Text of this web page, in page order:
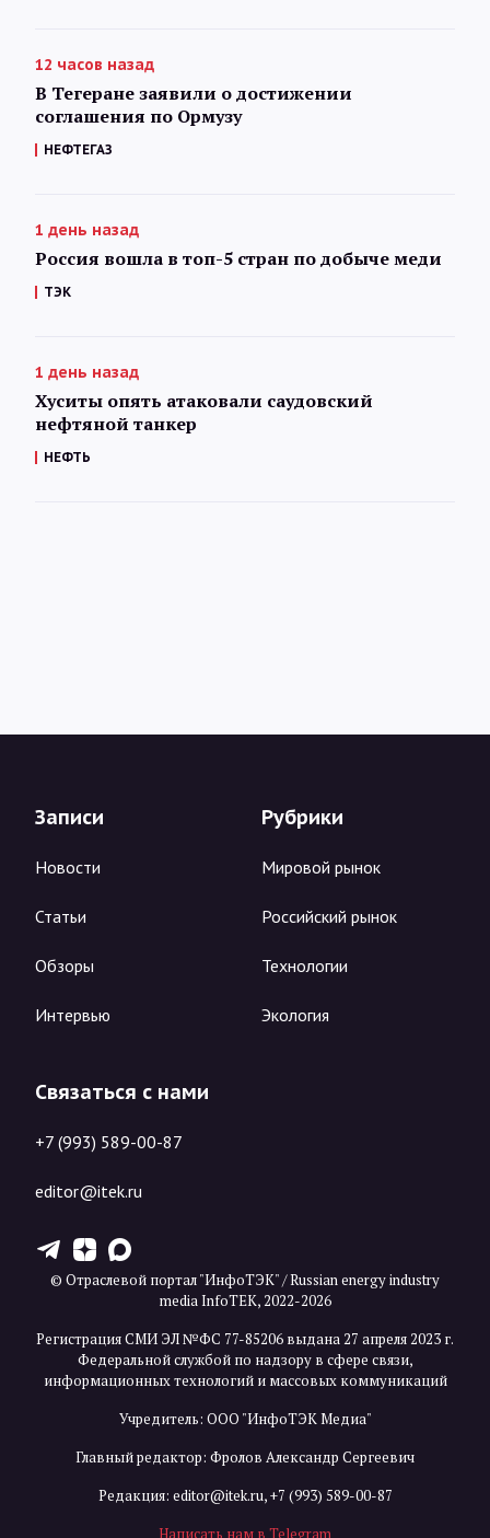
12 часов назад
В Тегеране заявили о достижении
соглашения по Ормузу
НЕФТЕГАЗ
1 день назад
Россия вошла в топ-5 стран по добыче меди
ТЭК
1 день назад
Хуситы опять атаковали саудовский
нефтяной танкер
НЕФТЬ
Записи
Новости
Статьи
Обзоры
Интервью
Рубрики
Мировой рынок
Российский рынок
Технологии
Экология
Связаться с нами
+7 (993) 589-00-87
editor@itek.ru
T Z X
© Отраслевой портал "ИнфоТЭК" / Russian energy industry
media InfoTEK, 2022-2026
Регистрация СМИ ЭЛ №ФС 77-85206 выдана 27 апреля 2023 г.
Федеральной службой по надзору в сфере связи,
информационных технологий и массовых коммуникаций
Учредитель: ООО "ИнфоТЭК Медиа"
Главный редактор: Фролов Александр Сергеевич
Редакция: editor@itek.ru,+7 (993) 589-00-87
Написать нам в Telegram